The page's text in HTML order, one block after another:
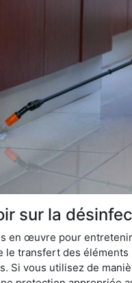
sur la
en œuvre pour
le transfert des éléments
Si vous utilisez de